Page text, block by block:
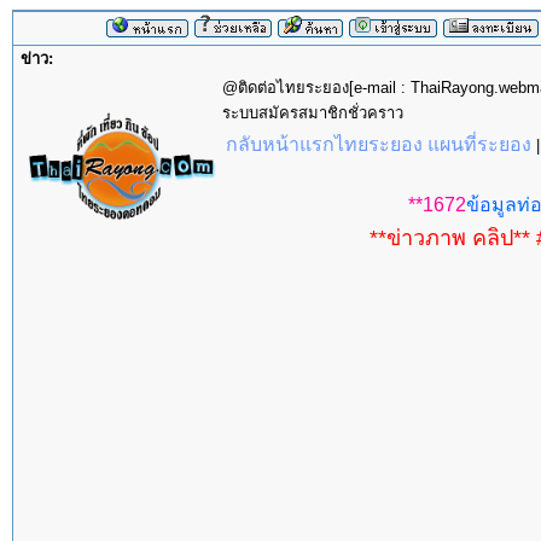
ข่าว:
@ติดต่อไทยระยอง[e-mail :
ระบบสมัครสมาชิกชั่วคราว
กลับหน้าแรกไทยระยอง แผนที่ระยอง
**1672ข้อมูลท่
**ข่าวภาพ คลิป**